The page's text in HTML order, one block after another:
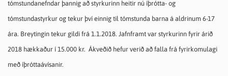
tómstundanefndar þannig að styrkurinn heitir nú íþrótta- og
tómstundastyrkur og tekur því einnig til tómstunda barna á aldrinum 6-17
ára. Breytingin tekur gildi frá 1.1.2018. Jafnframt var styrkurinn fyrir árið
2018 hækkaður í 15.000 kr. Ákveðið hefur verið að falla frá fyrirkomulagi
með íþróttaávísanir.